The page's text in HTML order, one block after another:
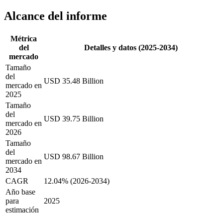
Alcance del informe
Métrica
del
mercado
Detalles y datos (2025-2034)
Tamaño
del
mercado en
2025
USD 35.48 Billion
Tamaño
del
mercado en
2026
USD 39.75 Billion
Tamaño
del
mercado en
2034
USD 98.67 Billion
CAGR
12.04% (2026-2034)
Año base
para
estimación
2025